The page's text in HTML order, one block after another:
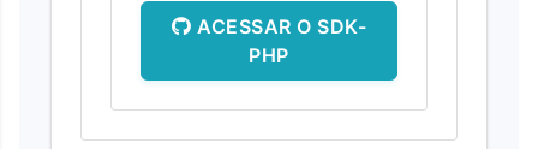
ACESSAR O SDK-
PHP